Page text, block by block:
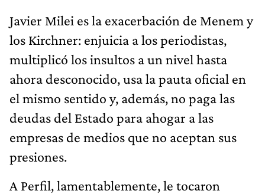
Javier Milei es la exacerbación de Menem y
los Kirchner: enjuicia a los periodistas,
multiplicó los insultos a un nivel hasta
ahora desconocido, usa la pauta oficial en
el mismo sentido y, además, no paga las
deudas del Estado para ahogar a las
empresas de medios que no aceptan sus
presiones.
A Perfil, lamentablemente, le tocaron